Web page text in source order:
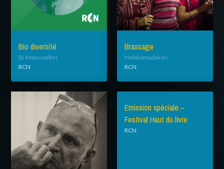
Bio diversité
Bi-Mensuelles
RCN
Brassage
Hebdomadaires
RCN
Emission spéciale –
Festival Haut du livre
RCN